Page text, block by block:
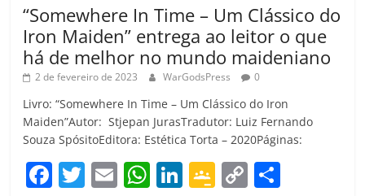
“Somewhere In Time – Um Clássico do
Iron Maiden” entrega ao leitor o que
há de melhor no mundo maideniano
2 de fevereiro de 2023 WarGodsPress 0
Livro: “Somewhere In Time – Um Clássico do Iron
Maiden”Autor: Stjepan JurasTradutor: Luiz Fernando
Souza SpósitoEditora: Estética Torta – 2020Páginas:
F T E W Li G C